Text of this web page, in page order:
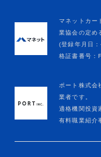
マネットカー
業協会の定め
(登録年月日
格証書番号
ポート株式会
業者です。
適格機関投資
有料職業紹